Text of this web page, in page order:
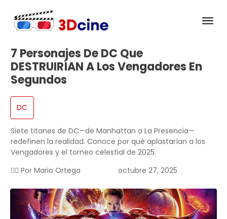
7 Personajes De DC Que
DESTRUIRÍAN A Los Vengadores En
Segundos
DC
Siete titanes de DC—de Manhattan a La Presencia—
redefinen la realidad. Conoce por qué aplastarían a los
Vengadores y el torneo celestial de 2025.
✍🏻 Por Mario Ortega octubre 27, 2025